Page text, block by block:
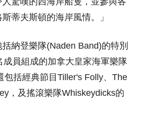
蒂夫斯頓的海岸風情。」
納登樂隊(Naden Band)的特別
成員組成的加拿大皇家海軍樂隊
包括經典節目Tiller's Folly、The
，及搖滾樂隊Whiskeydicks的